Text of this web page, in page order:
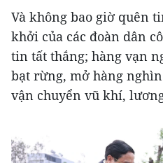
Và không bao giờ quên
khởi của các đoàn dân
tin tất thắng; hàng vạn
bạt rừng, mở hàng
vận chuyển vũ khí,